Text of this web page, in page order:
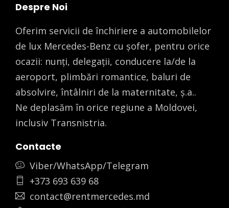
Despre Noi
Oferim servicii de închiriere a automobilelor
de lux Mercedes-Benz cu șofer, pentru orice
ocazii: nunți, delegații, conducere la/de la
aeroport, plimbări romantice, baluri de
absolvire, întâlniri de la maternitate, ș.a..
Ne deplasăm în orice regiune a Moldovei,
inclusiv Transnistria.
Contacte
Viber/WhatsApp/Telegram
+373 693 639 68
contact@rentmercedes.md